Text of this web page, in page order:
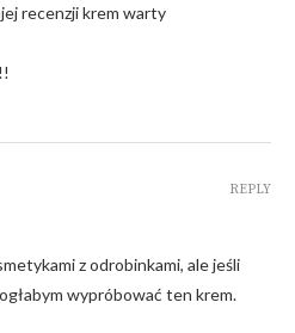
recenzji krem warty
z odrobinkami, ale jeśli
wypróbować ten krem.
REPLY